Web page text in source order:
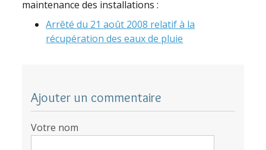
maintenance des installations :
Arrêté du 21 août 2008 relatif à la
récupération des eaux de pluie
Ajouter un commentaire
Votre nom